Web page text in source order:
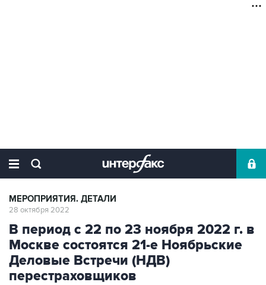
МЕРОПРИЯТИЯ. ДЕТАЛИ
28 октября 2022
В период с 22 по 23 ноября 2022 г. в
Москве состоятся 21-е Ноябрьские
Деловые Встречи (НДВ)
перестраховщиков